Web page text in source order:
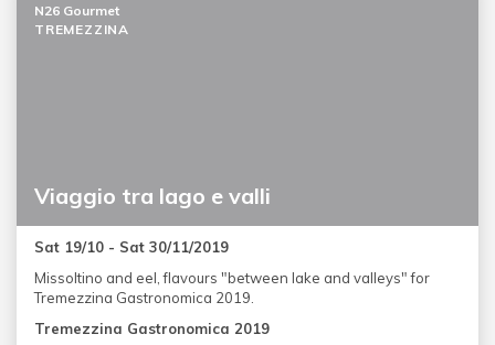
Viaggio tra lago e valli
N26 Gourmet
TREMEZZINA
Sat 19/10 - Sat 30/11/2019
Missoltino and eel, flavours "between lake and valleys" for
Tremezzina Gastronomica 2019.
Tremezzina Gastronomica 2019